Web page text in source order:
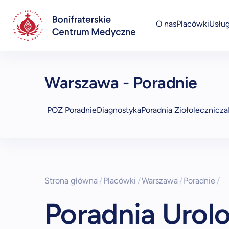
O nasPlacówki
Warszawa - Poradnie
POZ PoradnieDiagnostykaPoradnia Ziołolecznicza
Strona główna /Placówki /Warszawa /Poradnie /
Poradnia